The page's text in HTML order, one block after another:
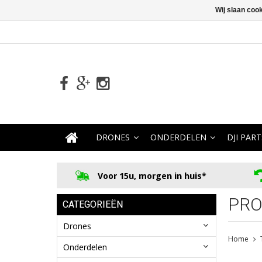
DRONES ONDERDELEN DJI
Voor 15u, morgen in huis*
CATEGORIEËN
Drones
Onderdelen
Home
Wij slaan